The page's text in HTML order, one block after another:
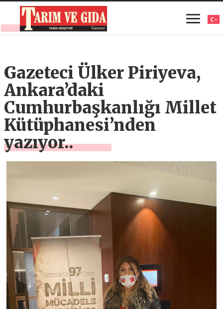
Gazeteci Ülker Piriyeva,
Ankara’daki
Cumhurbaşkanlığı Millet
Kütüphanesi’nden
yazıyor..